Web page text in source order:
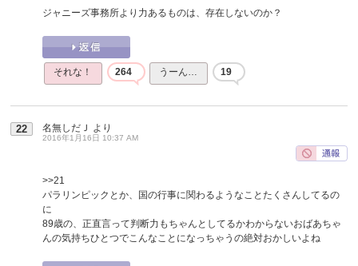
ジャニーズ事務所より力あるものは、存在しないのか？
それな！ 264 うーん… 19
22 名無しだＪ より
2016年1月16日 10:37 AM
>>21
パラリンピックとか、国の行事に関わるようなことたくさんしてるの
に
89歳の、正直言って判断力もちゃんとしてるかわからないおばあちゃ
んの気持ちひとつでこんなことになっちゃうの絶対おかしいよね